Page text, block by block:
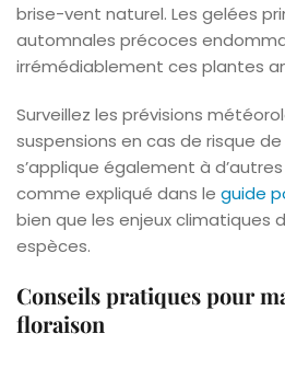
brise-vent naturel. Les gelées
automnales précoces
irrémédiablement ces plantes
Surveillez les prévisions
suspensions en cas de risque
s’applique également à
comme expliqué dans le guide
bien que les enjeux climatiques
espèces.
Conseils pratiques pour
floraison